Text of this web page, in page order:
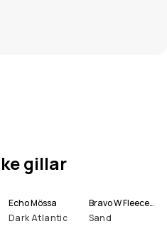
gillar
Echo Mössa
Dark Atlantic
Bravo W Fleecetröja Kvinna
Sand